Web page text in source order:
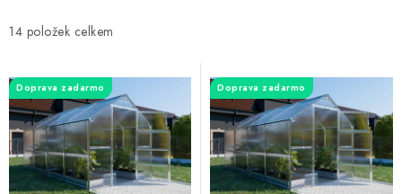
i
p
r
o
d
u
14
e
i
e
p
r
o
Doprava zadarmo Doprava zadarmo